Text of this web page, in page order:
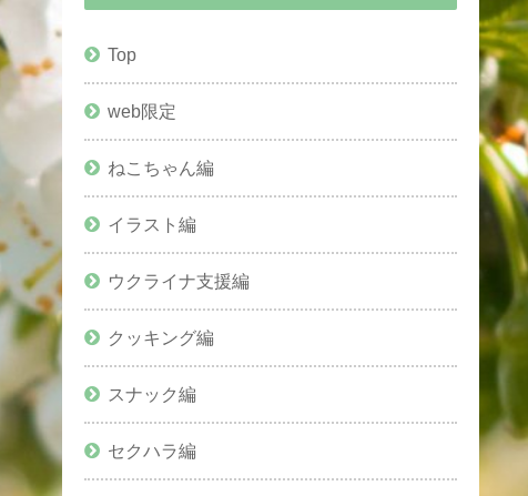
Top
web限定
ねこちゃん編
イラスト編
ウクライナ支援編
クッキング編
スナック編
セクハラ編